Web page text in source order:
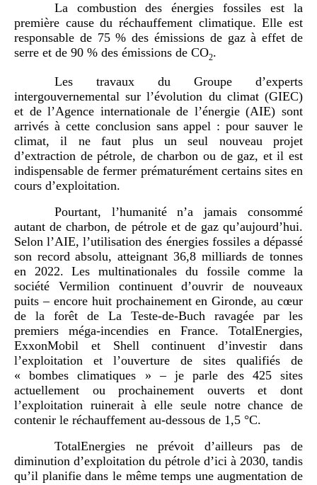
La combustion des énergies fossiles est la
première cause du réchauffement climatique. Elle est
responsable de 75 % des émissions de gaz à effet de
serre et de 90 % des émissions de CO2.
Les travaux du Groupe d’experts
intergouvernemental sur l’évolution du climat (GIEC)
et de l’Agence internationale de l’énergie (AIE) sont
arrivés à cette conclusion sans appel : pour sauver le
climat, il ne faut plus un seul nouveau projet
d’extraction de pétrole, de charbon ou de gaz, et il est
indispensable de fermer prématurément certains sites en
cours d’exploitation.
Pourtant, l’humanité n’a jamais consommé
autant de charbon, de pétrole et de gaz qu’aujourd’hui.
Selon l’AIE, l’utilisation des énergies fossiles a dépassé
son record absolu, atteignant 36,8 milliards de tonnes
en 2022. Les multinationales du fossile comme la
société Vermilion continuent d’ouvrir de nouveaux
puits – encore huit prochainement en Gironde, au cœur
de la forêt de La Teste-de-Buch ravagée par les
premiers méga-incendies en France. TotalEnergies,
ExxonMobil et Shell continuent d’investir dans
l’exploitation et l’ouverture de sites qualifiés de
« bombes climatiques » – je parle des 425 sites
actuellement ou prochainement ouverts et dont
l’exploitation ruinerait à elle seule notre chance de
contenir le réchauffement au-dessous de 1,5 °C.
TotalEnergies ne prévoit d’ailleurs pas de
diminution d’exploitation du pétrole d’ici à 2030, tandis
qu’il planifie dans le même temps une augmentation de